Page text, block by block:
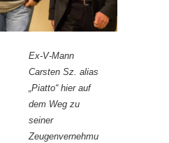
Ex-V-Mann
Carsten Sz. alias
„Piatto“ hier auf
dem Weg zu
seiner
Zeugenvernehmu